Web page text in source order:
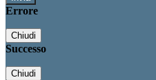
Errore
Chiudi
Successo
Chiudi